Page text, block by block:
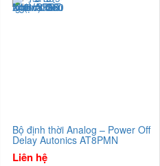
Bộ định thời Analog – Power Off
Delay Autonics AT8PMN
Liên hệ